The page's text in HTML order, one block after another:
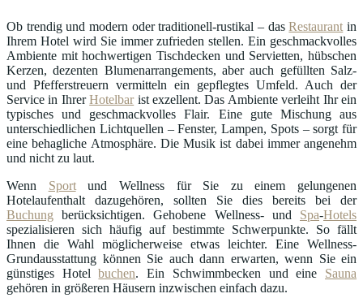
Ob trendig und modern oder traditionell-rustikal – dasRestaurant in
Ihrem Hotel wird Sie immer zufrieden stellen. Ein geschmackvolles
Ambiente mit hochwertigen Tischdecken und Servietten, hübschen
Kerzen, dezenten Blumenarrangements, aber auch gefüllten Salz-
und Pfefferstreuern vermitteln ein gepflegtes Umfeld. Auch der
Service in IhrerHotelbarist exzellent. Das Ambiente verleiht Ihr ein
typisches und geschmackvolles Flair. Eine gute Mischung aus
unterschiedlichen Lichtquellen – Fenster, Lampen, Spots – sorgt für
eine behagliche Atmosphäre. Die Musik ist dabei immer angenehm
und nicht zu laut.
Wenn Sportund Wellness für Sie zu einem gelungenen
Hotelaufenthalt dazugehören, sollten Sie dies bereits bei der
Buchung berücksichtigen. Gehobene Wellness- und Spa-Hotels
spezialisieren sich häufig auf bestimmte Schwerpunkte. So fällt
Ihnen die Wahl möglicherweise etwas leichter. Eine Wellness-
Grundausstattung können Sie auch dann erwarten, wenn Sie ein
günstiges Hotelbuchen. Ein Schwimmbecken und eine Sauna
gehören in größeren Häusern inzwischen einfach dazu.